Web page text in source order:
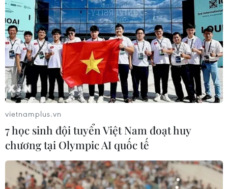
vietnamplus.vn
7 học sinh đội tuyển Việt Nam đoạt huy
chương tại Olympic AI quốc tế